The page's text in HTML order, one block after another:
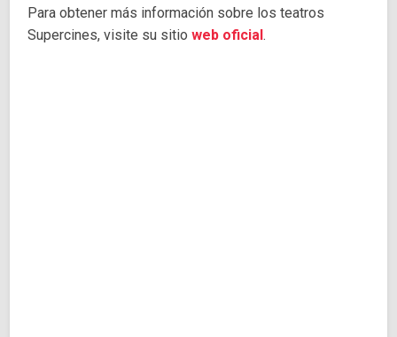
Para obtener más información sobre los teatros
Supercines, visite su sitioweb oficial.